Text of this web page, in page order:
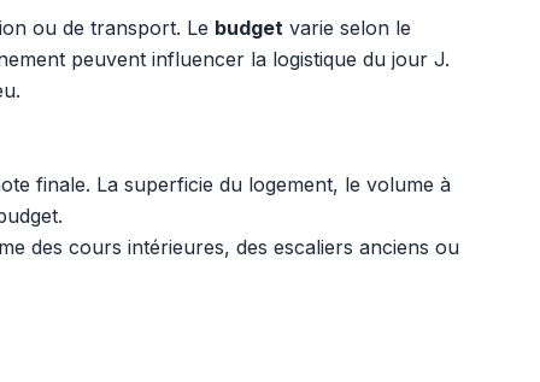
ou de transport. Le budget varie selon le
peuvent influencer la logistique du jour J.
finale. La superficie du logement, le volume à
des cours intérieures, des escaliers anciens ou